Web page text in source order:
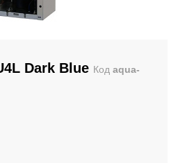
Dark Blue Код aqua-